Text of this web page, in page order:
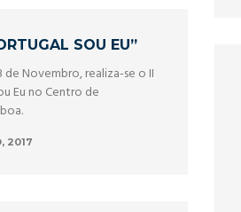
SOU EU”
Novembro, realiza-se o II
Eu no Centro de
2017